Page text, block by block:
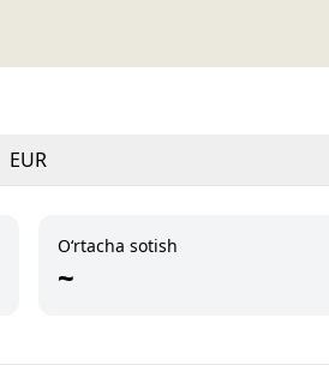
EUR
O‘rtacha sotish
~